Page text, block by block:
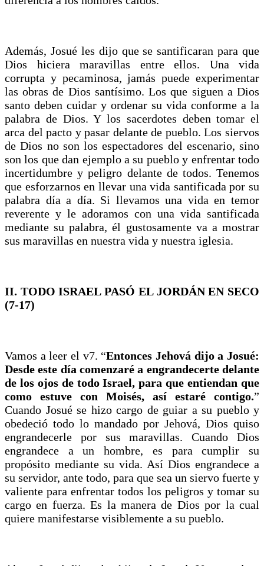
Además, Josué les dijo que se santificaran para que
Dios hiciera maravillas entre ellos. Una vida
corrupta y pecaminosa, jamás puede experimentar
las obras de Dios santísimo. Los que siguen a Dios
santo deben cuidar y ordenar su vida conforme a la
palabra de Dios. Y los sacerdotes deben tomar el
arca del pacto y pasar delante de pueblo. Los siervos
de Dios no son los espectadores del escenario, sino
son los que dan ejemplo a su pueblo y enfrentar todo
incertidumbre y peligro delante de todos. Tenemos
que esforzarnos en llevar una vida santificada por su
palabra día a día. Si llevamos una vida en temor
reverente y le adoramos con una vida santificada
mediante su palabra, él gustosamente va a mostrar
sus maravillas en nuestra vida y nuestra iglesia.
II. TODO ISRAEL PASÓ EL JORDÁN EN SECO
(7-17)
Vamos a leer el v7. “Entonces Jehová dijo a Josué:
Desde este día comenzaré a engrandecerte delante
de los ojos de todo Israel, para que entiendan que
como estuve con Moisés, así estaré contigo.”
Cuando Josué se hizo cargo de guiar a su pueblo y
obedeció todo lo mandado por Jehová, Dios quiso
engrandecerle por sus maravillas. Cuando Dios
engrandece a un hombre, es para cumplir su
propósito mediante su vida. Así Dios engrandece a
su servidor, ante todo, para que sea un siervo fuerte y
valiente para enfrentar todos los peligros y tomar su
cargo en fuerza. Es la manera de Dios por la cual
quiere manifestarse visiblemente a su pueblo.